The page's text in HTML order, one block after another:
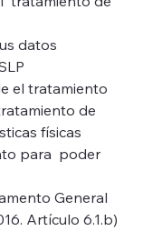
datos
el tratamiento
de
físicas
para  poder
General
Artículo 6.1.b)